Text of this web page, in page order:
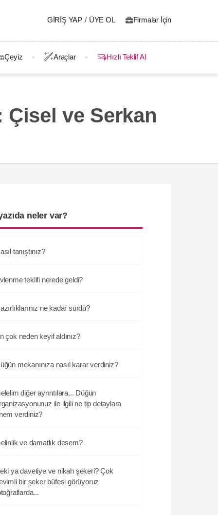
GIRIŞ YAP / ÜYE OL Firmalar İçin
Çeyiz Araçlar Hızlı Teklif Al
Çisel ve Serkan
neler var?
tanıştınız?
teklifi nerede geldi?
ne kadar sürdü?
çok neden keyif aldınız?
mekanınıza nasıl karar verdiniz?
diğer ayrıntılara... Düğün
ile ilgili ne tip detaylara
verdiniz?
ve damatlık desem?
ya davetiye ve nikah şekeri? Çok
bir şeker büfesi görüyoruz